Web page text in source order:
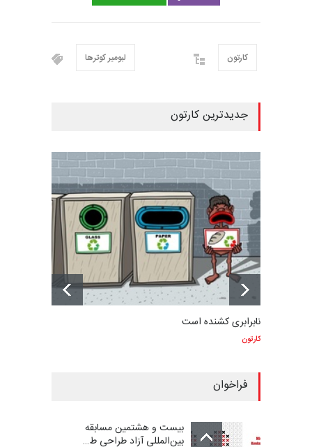
لبومیر کوترها کارتون
جدیدترین کارتون
نابرابری کشنده است
کارتون
فراخوان
بیست و هشتمین مسابقه
بین‌المللی آزاد طراحی ط…